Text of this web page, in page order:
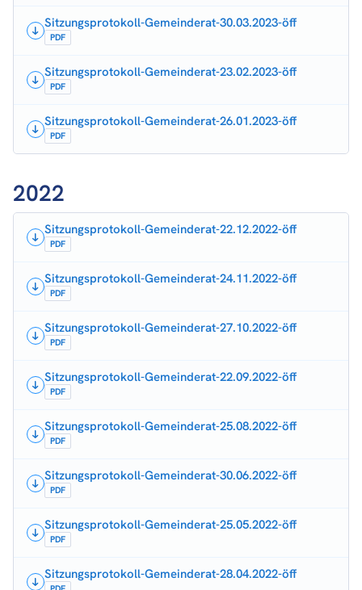
Sitzungsprotokoll-Gemeinderat-30.03.2023-öff
PDF
Sitzungsprotokoll-Gemeinderat-23.02.2023-öff
PDF
Sitzungsprotokoll-Gemeinderat-26.01.2023-öff
PDF
2022
Sitzungsprotokoll-Gemeinderat-22.12.2022-öff
PDF
Sitzungsprotokoll-Gemeinderat-24.11.2022-öff
PDF
Sitzungsprotokoll-Gemeinderat-27.10.2022-öff
PDF
Sitzungsprotokoll-Gemeinderat-22.09.2022-öff
PDF
Sitzungsprotokoll-Gemeinderat-25.08.2022-öff
PDF
Sitzungsprotokoll-Gemeinderat-30.06.2022-öff
PDF
Sitzungsprotokoll-Gemeinderat-25.05.2022-öff
PDF
Sitzungsprotokoll-Gemeinderat-28.04.2022-öff